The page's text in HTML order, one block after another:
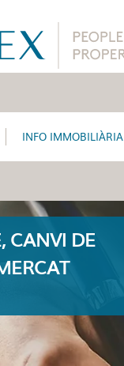
INFO IMMOBILIÀRIA
CANVI DE